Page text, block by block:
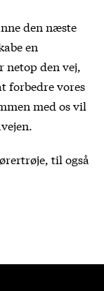
den næste
en
den vej,
forbedre vores
med os vil
til også